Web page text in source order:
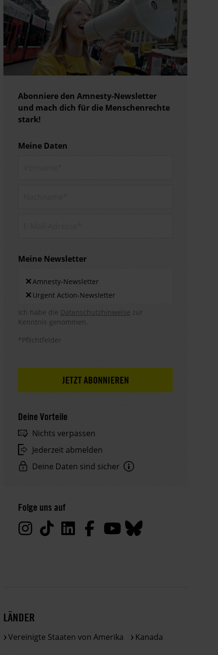
Abonniere den Amnesty-Newsletter
und mach dich für die Menschenrechte
stark!
Meine Daten
Meine Newsletter
×Amnesty-Newsletter
× Urgent Action-Newsletter
Hinweis DSE
Ich habe die Datenschutzhinweise zur
Kenntnis genommen.
*Pflichtfelder
Deine Vorteile
Nichts verpassen
Jederzeit abmelden
Deine Daten sind sicher
Daten
werden
der
Folge uns auf
LÄNDER
Vereinigte Staaten von Amerika
Kanada